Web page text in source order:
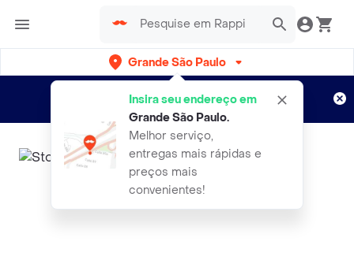
Grande São Paulo
Insira seu endereço em
Grande São Paulo.
Melhor serviço,
entregas mais rápidas e
preços mais
convenientes!
Entregas grátis por 15 dias!
Aplicam T&C